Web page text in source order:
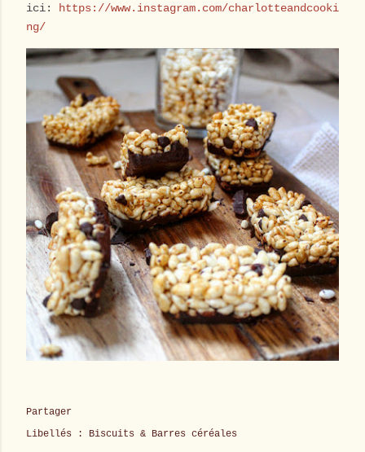
ici:
https://www.instagram.com/charlotteandcooki
ng/
Partager
Libellés :
Biscuits & Barres céréales